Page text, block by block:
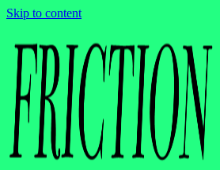
Skip to content